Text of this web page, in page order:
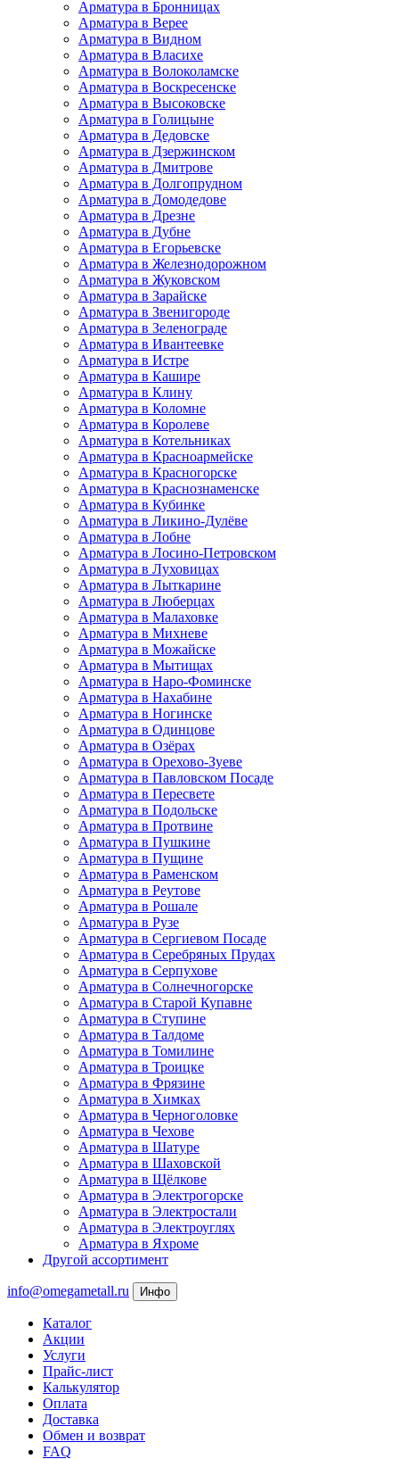
Арматура в Бронницах
Арматура в Верее
Арматура в Видном
Арматура в Власихе
Арматура в Волоколамске
Арматура в Воскресенске
Арматура в Высоковске
Арматура в Голицыне
Арматура в Дедовске
Арматура в Дзержинском
Арматура в Дмитрове
Арматура в Долгопрудном
Арматура в Домодедове
Арматура в Дрезне
Арматура в Дубне
Арматура в Егорьевске
Арматура в Железнодорожном
Арматура в Жуковском
Арматура в Зарайске
Арматура в Звенигороде
Арматура в Зеленограде
Арматура в Ивантеевке
Арматура в Истре
Арматура в Кашире
Арматура в Клину
Арматура в Коломне
Арматура в Королеве
Арматура в Котельниках
Арматура в Красноармейске
Арматура в Красногорске
Арматура в Краснознаменске
Арматура в Кубинке
Арматура в Ликино-Дулёве
Арматура в Лобне
Арматура в Лосино-Петровском
Арматура в Луховицах
Арматура в Лыткарине
Арматура в Люберцах
Арматура в Малаховке
Арматура в Михневе
Арматура в Можайске
Арматура в Мытищах
Арматура в Наро-Фоминске
Арматура в Нахабине
Арматура в Ногинске
Арматура в Одинцове
Арматура в Озёрах
Арматура в Орехово-Зуеве
Арматура в Павловском Посаде
Арматура в Пересвете
Арматура в Подольске
Арматура в Протвине
Арматура в Пушкине
Арматура в Пущине
Арматура в Раменском
Арматура в Реутове
Арматура в Рошале
Арматура в Рузе
Арматура в Сергиевом Посаде
Арматура в Серебряных Прудах
Арматура в Серпухове
Арматура в Солнечногорске
Арматура в Старой Купавне
Арматура в Ступине
Арматура в Талдоме
Арматура в Томилине
Арматура в Троицке
Арматура в Фрязине
Арматура в Химках
Арматура в Черноголовке
Арматура в Чехове
Арматура в Шатуре
Арматура в Шаховской
Арматура в Щёлкове
Арматура в Электрогорске
Арматура в Электростали
Арматура в Электроуглях
Арматура в Яхроме
Другой ассортимент
info@omegametall.ru Инфо
Каталог
Акции
Услуги
Прайс-лист
Калькулятор
Оплата
Доставка
Обмен и возврат
FAQ